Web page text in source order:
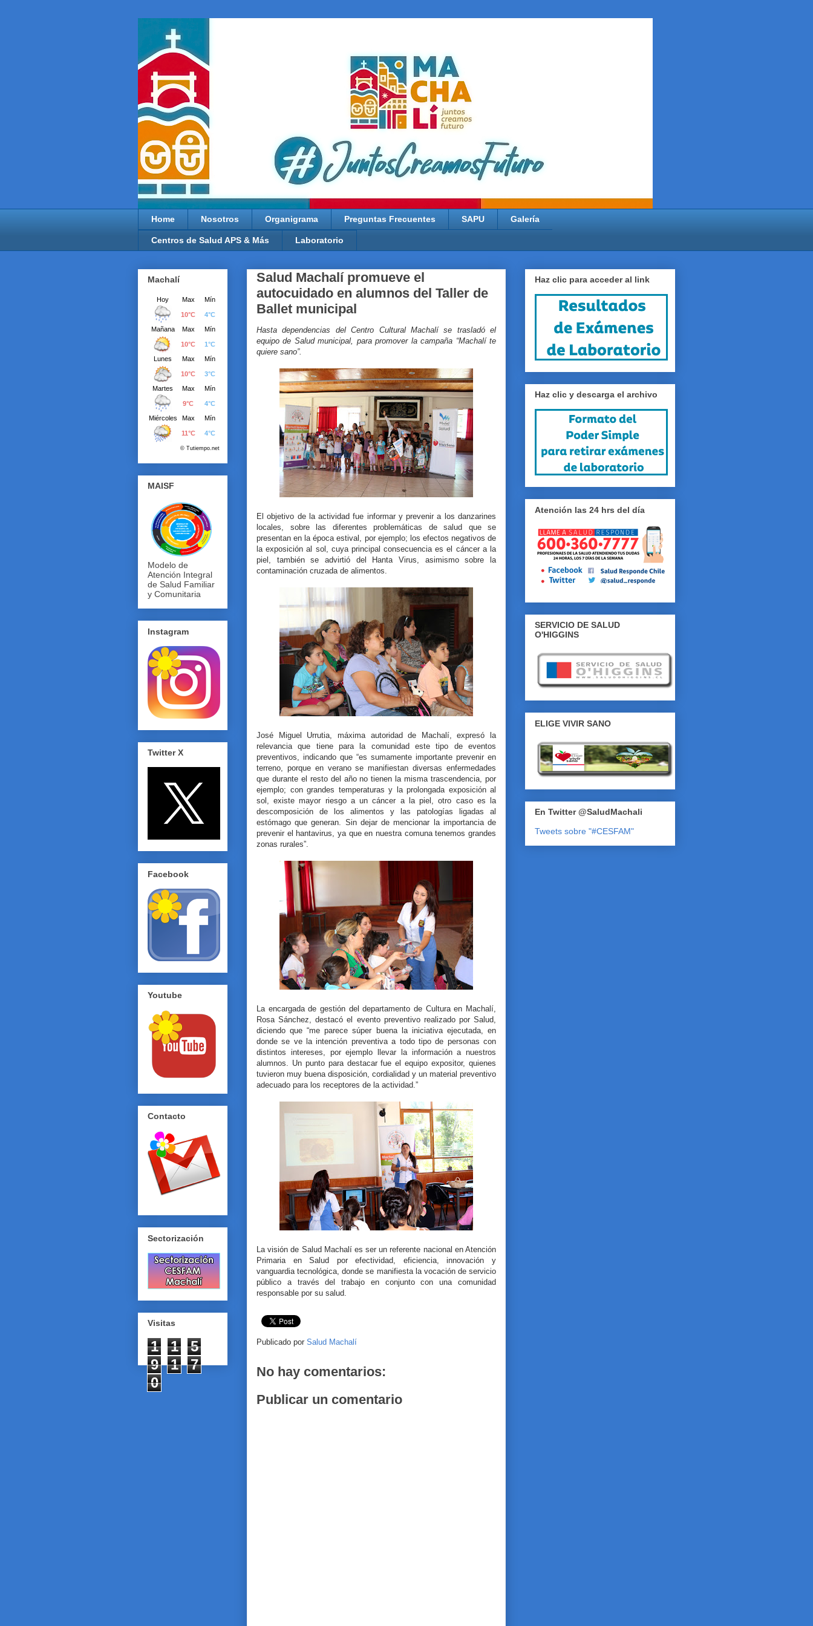
Home Nosotros Organigrama Preguntas Frecuentes SAPU Galería
Centros de Salud APS & Más Laboratorio
Salud Machalí promueve el
autocuidado en alumnos del Taller de
Ballet municipal
Hasta dependencias del Centro Cultural Machalí se trasladó el
equipo de Salud municipal, para promover la campaña “Machalí te
quiere sano”.
El objetivo de la actividad fue informar y prevenir a los danzarines
locales, sobre las diferentes problemáticas de salud que se
presentan en la época estival, por ejemplo; los efectos negativos de
la exposición al sol, cuya principal consecuencia es el cáncer a la
piel, también se advirtió del Hanta Virus, asimismo sobre la
contaminación cruzada de alimentos.
José Miguel Urrutia, máxima autoridad de Machalí, expresó la
relevancia que tiene para la comunidad este tipo de eventos
preventivos, indicando que “es sumamente importante prevenir en
terreno, porque en verano se manifiestan diversas enfermedades
que durante el resto del año no tienen la misma trascendencia, por
ejemplo; con grandes temperaturas y la prolongada exposición al
sol, existe mayor riesgo a un cáncer a la piel, otro caso es la
descomposición de los alimentos y las patologías ligadas al
estómago que generan. Sin dejar de mencionar la importancia de
prevenir el hantavirus, ya que en nuestra comuna tenemos grandes
zonas rurales”.
La encargada de gestión del departamento de Cultura en Machalí,
Rosa Sánchez, destacó el evento preventivo realizado por Salud,
diciendo que “me parece súper buena la iniciativa ejecutada, en
donde se ve la intención preventiva a todo tipo de personas con
distintos intereses, por ejemplo llevar la información a nuestros
alumnos. Un punto para destacar fue el equipo expositor, quienes
tuvieron muy buena disposición, cordialidad y un material preventivo
adecuado para los receptores de la actividad.”
La visión de Salud Machalí es ser un referente nacional en Atención
Primaria en Salud por efectividad, eficiencia, innovación y
vanguardia tecnológica, donde se manifiesta la vocación de servicio
público a través del trabajo en conjunto con una comunidad
responsable por su salud.
Publicado por Salud Machalí
No hay comentarios:
Publicar un comentario
Machalí
MAISF
Modelo de
Atención Integral
de Salud Familiar
y Comunitaria
Instagram
Twitter X
Facebook
Youtube
Contacto
Sectorización
Visitas
1 1
5
9
1
7
0
Haz clic para acceder al link
Haz clic y descarga el archivo
Atención las 24 hrs del día
SERVICIO DE SALUD
O'HIGGINS
ELIGE VIVIR SANO
En Twitter @SaludMachali
Tweets sobre "#CESFAM"